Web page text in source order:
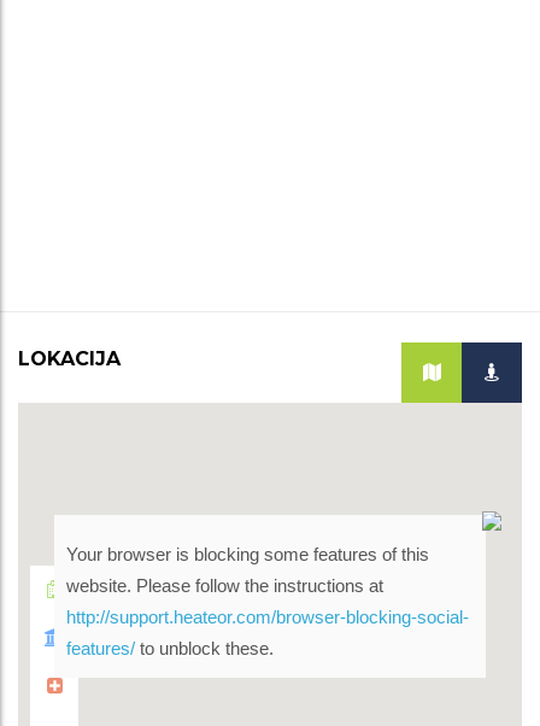
LOKACIJA
Your browser is blocking some features of this
website. Please follow the instructions at
http://support.heateor.com/browser-blocking-social-
features/to unblock these.